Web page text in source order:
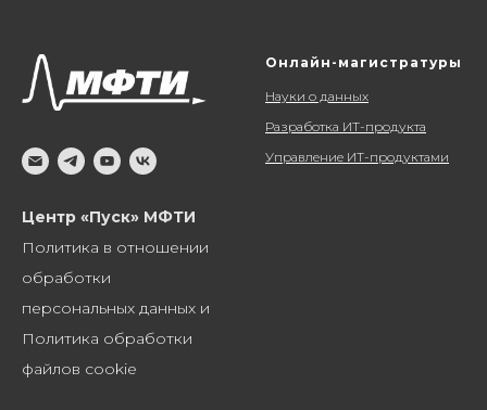
Центр «Пуск» МФТИ
Политика в отношении
обработки
персональных данных и
Политика обработки
файлов cookie
Онлайн-магистратуры
Науки о данных
Разработка ИТ-продукта
Управление ИТ-продуктами